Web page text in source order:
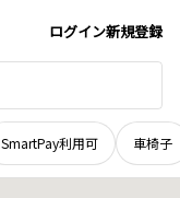
ログイン新規登録
SmartPay利用可 車椅子